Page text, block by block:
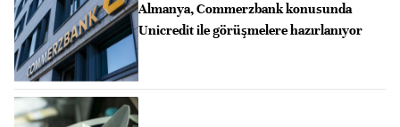
Almanya, Commerzbank konusunda
Unicredit ile görüşmelere hazırlanıyor